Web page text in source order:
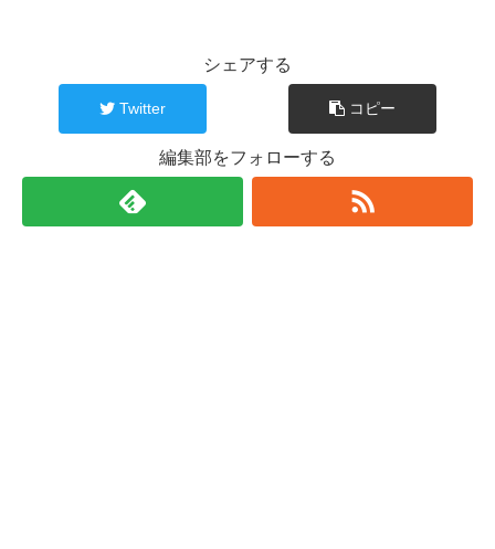
シェアする
Twitter コピー
編集部をフォローする